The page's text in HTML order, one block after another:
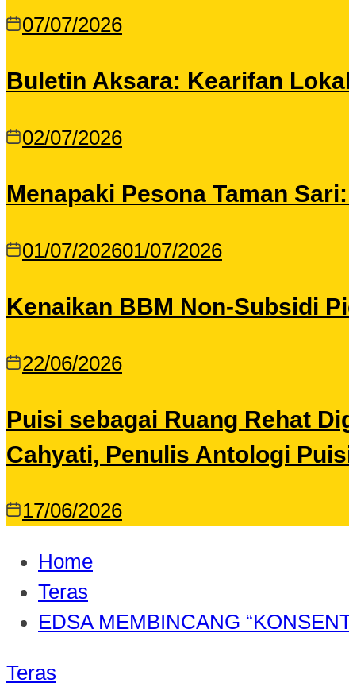
07/07/2026
Buletin Aksara: Kearifan
02/07/2026
Menapaki Pesona Taman
01/07/202601/07/2026
Kenaikan BBM Non-Subsidi
22/06/2026
Puisi sebagai Ruang Rehat
Cahyati, Penulis Antologi
17/06/2026
Home
Teras
EDSA MEMBINCANG
Teras